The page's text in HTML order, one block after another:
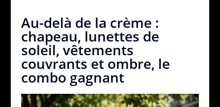
Au-delà de la crème :
chapeau, lunettes de
soleil, vêtements
couvrants et ombre, le
combo gagnant